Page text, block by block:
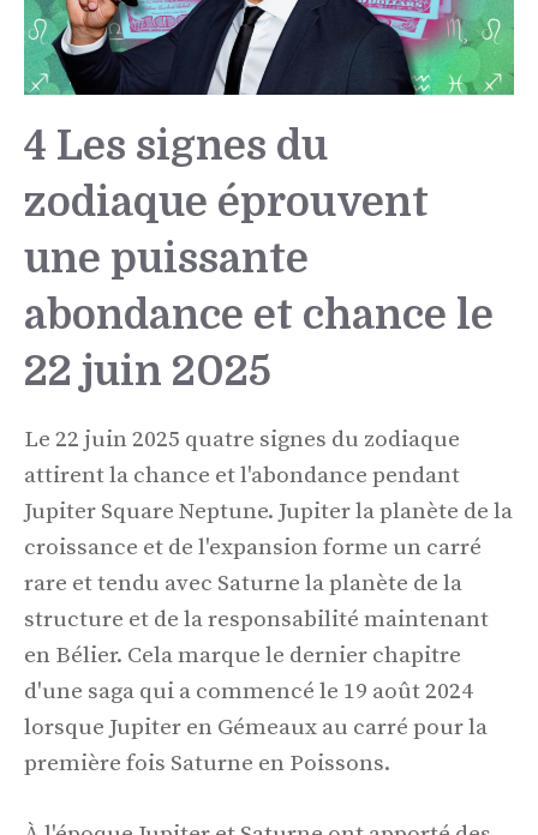
4 Les signes du
zodiaque éprouvent
une puissante
abondance et chance le
22 juin 2025
Le 22 juin 2025 quatre signes du zodiaque
attirent la chance et l'abondance pendant
Jupiter Square Neptune. Jupiter la planète de la
croissance et de l'expansion forme un carré
rare et tendu avec Saturne la planète de la
structure et de la responsabilité maintenant
en Bélier. Cela marque le dernier chapitre
d'une saga qui a commencé le 19 août 2024
lorsque Jupiter en Gémeaux au carré pour la
première fois Saturne en Poissons.